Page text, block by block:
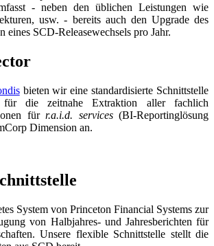
- neben den üblichen Leistungen wie
usw. - bereits auch den Upgrade des
eines SCD-Releasewechsels pro Jahr.
bieten wir eine standardisierte Schnittstelle
für die zeitnahe Extraktion aller fachlich
fürr.a.i.d. services(BI-Reportinglösung
Dimension an.
System von Princeton Financial Systems zur
von Halbjahres- und Jahresberichten für
Unsere flexible Schnittstelle stellt die